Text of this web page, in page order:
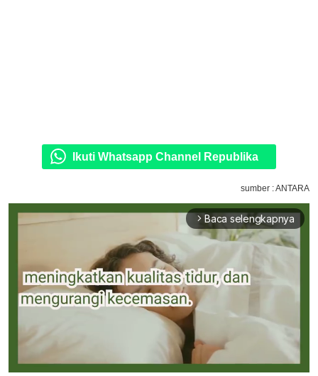
Ikuti Whatsapp Channel Republika
sumber : ANTARA
arrow_forward_ios Baca selengkapnya